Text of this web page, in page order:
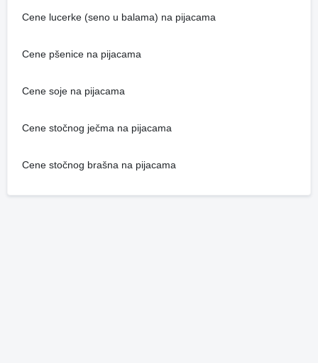
Cene lucerke (seno u balama) na pijacama
Cene pšenice na pijacama
Cene soje na pijacama
Cene stočnog ječma na pijacama
Cene stočnog brašna na pijacama